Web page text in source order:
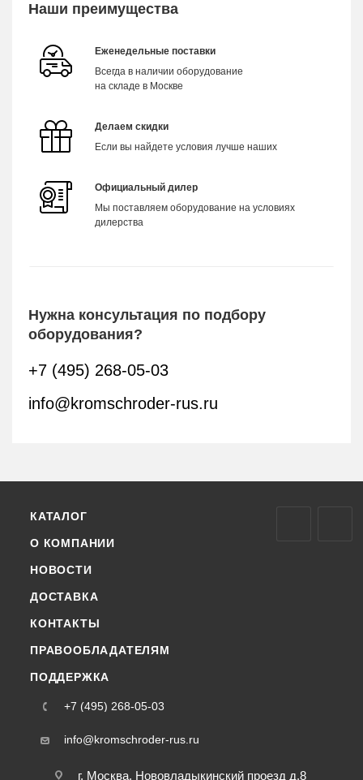
Наши преимущества
Еженедельные поставки
Всегда в наличии оборудование
на складе в Москве
Делаем скидки
Если вы найдете условия лучше наших
Официальный дилер
Мы поставляем оборудование на условиях
дилерства
Нужна консультация по подбору
оборудования?
+7 (495) 268-05-03
info@kromschroder-rus.ru
КАТАЛОГ
О КОМПАНИИ
НОВОСТИ
ДОСТАВКА
КОНТАКТЫ
ПРАВООБЛАДАТЕЛЯМ
ПОДДЕРЖКА
+7 (495) 268-05-03
info@kromschroder-rus.ru
г. Москва, Нововладыкинский проезд д.8